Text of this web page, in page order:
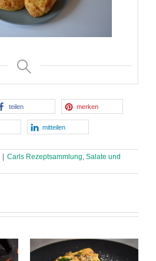
teilen merken
mitteilen
| Carls Rezeptsammlung, Salate und